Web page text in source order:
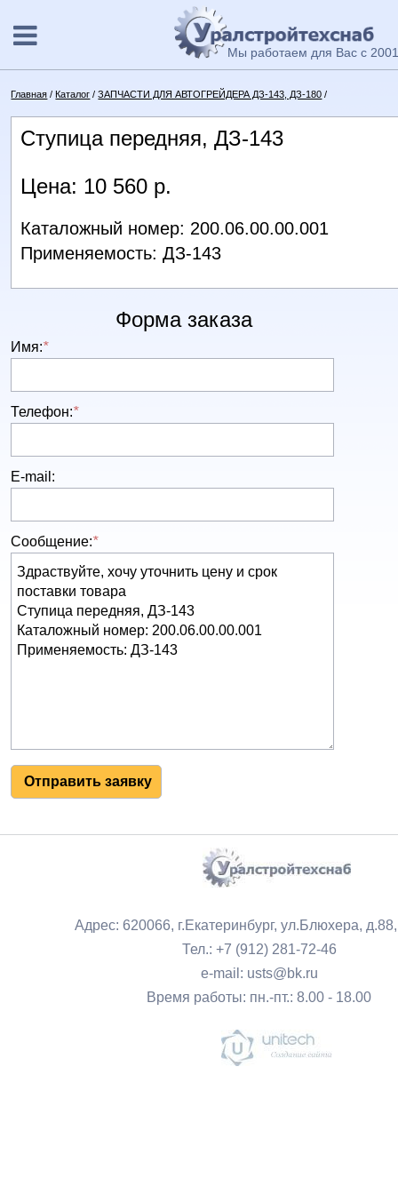
Мы работаем для Вас с
Главная /Каталог /ЗАПЧАСТИ ДЛЯ АВТОГРЕЙДЕРА ДЗ-143, ДЗ-180 /
Ступица передняя, ДЗ-143
Цена: 10 560 р.
Каталожный номер: 200.06.00.00.001
Применяемость: ДЗ-143
Форма заказа
Имя:*
Телефон:*
E-mail:
Сообщение:*
Адрес: 620066, г.Екатеринбург, ул.Блюхера,
Тел.: +7 (912) 281-72-46
e-mail: usts@bk.ru
Время работы: пн.-пт.: 8.00 - 18.00